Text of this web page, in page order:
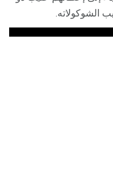
الشوكولاته.